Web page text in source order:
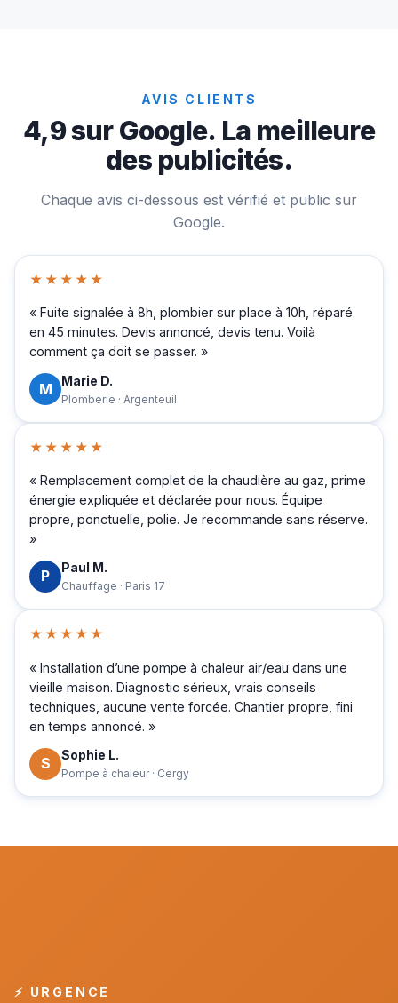
AVIS CLIENTS
4,9 sur Google. La meilleure
des publicités.
Chaque avis ci-dessous est vérifié et public sur
Google.
★★★★★
« Fuite signalée à 8h, plombier sur place à 10h, réparé
en 45 minutes. Devis annoncé, devis tenu. Voilà
comment ça doit se passer. »
M Marie D.
Plomberie · Argenteuil
★★★★★
« Remplacement complet de la chaudière au gaz, prime
énergie expliquée et déclarée pour nous. Équipe
propre, ponctuelle, polie. Je recommande sans réserve.
»
P Paul M.
Chauffage · Paris 17
★★★★★
« Installation d’une pompe à chaleur air/eau dans une
vieille maison. Diagnostic sérieux, vrais conseils
techniques, aucune vente forcée. Chantier propre, fini
en temps annoncé. »
S Sophie L.
Pompe à chaleur · Cergy
⚡ URGENCE